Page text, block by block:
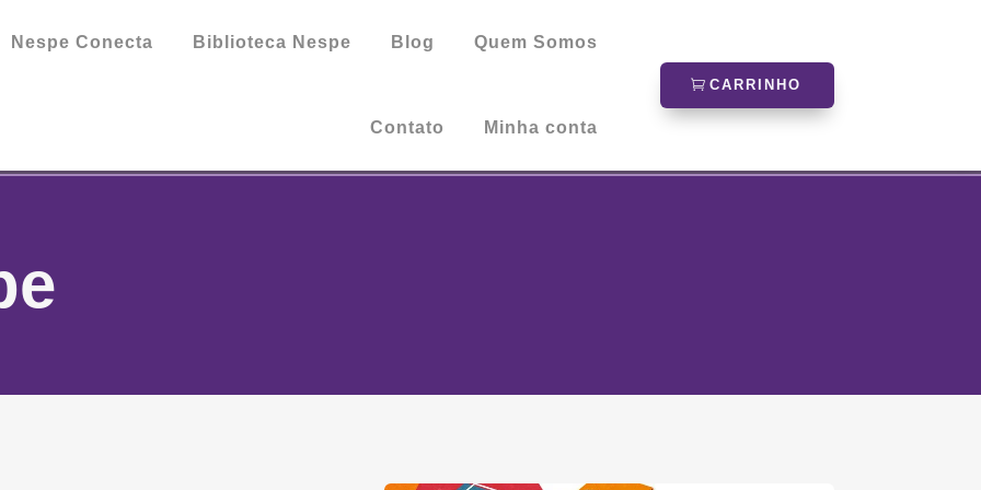
Nespe Conecta Biblioteca Nespe Blog Quem Somos
Contato Minha conta
CARRINHO